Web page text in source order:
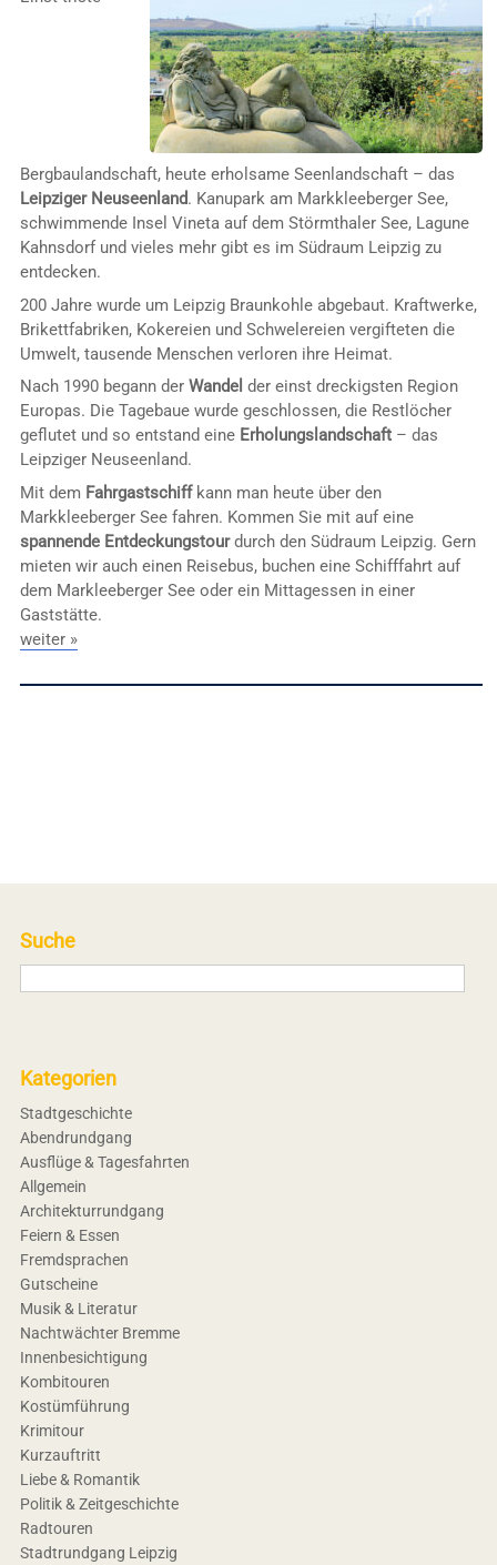
Bergbaulandschaft, heute erholsame Seenlandschaft – das
Leipziger Neuseenland. Kanupark am Markkleeberger See,
schwimmende Insel Vineta auf dem Störmthaler See, Lagune
Kahnsdorf und vieles mehr gibt es im Südraum Leipzig zu
entdecken.
200 Jahre wurde um Leipzig Braunkohle abgebaut. Kraftwerke,
Brikettfabriken, Kokereien und Schwelereien vergifteten die
Umwelt, tausende Menschen verloren ihre Heimat.
Nach 1990 begann der Wandel der einst dreckigsten Region
Europas. Die Tagebaue wurde geschlossen, die Restlöcher
geflutet und so entstand eine Erholungslandschaft– das
Leipziger Neuseenland.
Mit dem Fahrgastschiffkann man heute über den
Markkleeberger See fahren. Kommen Sie mit auf eine
spannende Entdeckungstourdurch den Südraum Leipzig. Gern
mieten wir auch einen Reisebus, buchen eine Schifffahrt auf
dem Markleeberger See oder ein Mittagessen in einer
Gaststätte.
weiter »
Suche
Kategorien
Stadtgeschichte
Abendrundgang
Ausflüge & Tagesfahrten
Allgemein
Architekturrundgang
Feiern & Essen
Fremdsprachen
Gutscheine
Musik & Literatur
Nachtwächter Bremme
Innenbesichtigung
Kombitouren
Kostümführung
Krimitour
Kurzauftritt
Liebe & Romantik
Politik & Zeitgeschichte
Radtouren
Stadtrundgang Leipzig